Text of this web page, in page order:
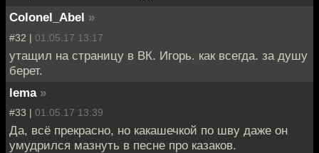
Colonel_Abel »
#32 | 01.05.17 13:17
утащил на страницу в ВК. Игорь. как всегда. за душу
берет.
lema »
#33 | 01.05.17 13:39
Да, всё прекрасно, но какашечкой по шву даже он
умудрился мазнуть в песне про казаков.